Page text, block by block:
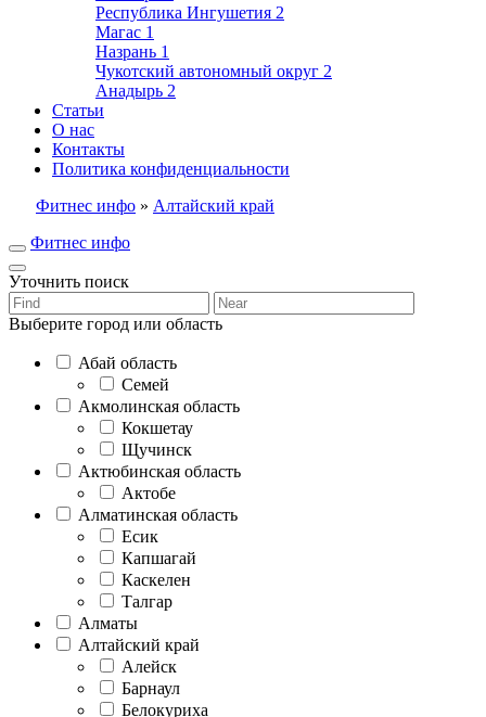
Республика Ингушетия 2
Магас 1
Назрань 1
Чукотский автономный округ 2
Анадырь 2
Статьи
О нас
Контакты
Политика конфиденциальности
Фитнес инфо » Алтайский край
Фитнес инфо
Уточнить поиск
Выберите город или область
Абай область
Семей
Акмолинская область
Кокшетау
Щучинск
Актюбинская область
Актобе
Алматинская область
Есик
Капшагай
Каскелен
Талгар
Алматы
Алтайский край
Алейск
Барнаул
Белокуриха